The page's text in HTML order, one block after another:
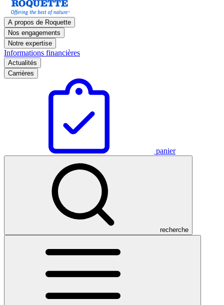
A propos de Roquette
Nos engagements
Notre expertise
Informations financières
Actualités
Carrières
panier
recherche